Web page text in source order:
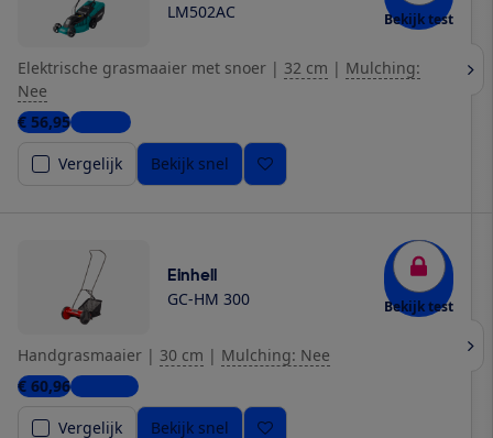
LM502AC Bekijk test
Elektrische grasmaaier met snoer | 32 cm | Mulching:
Nee
€ 56,951 winkel
Vergelijk
Bekijk snel
Einhell
GC-HM 300 Bekijk test
Handgrasmaaier | 30 cm | Mulching: Nee
€ 60,964 winkels
Vergelijk
Bekijk snel